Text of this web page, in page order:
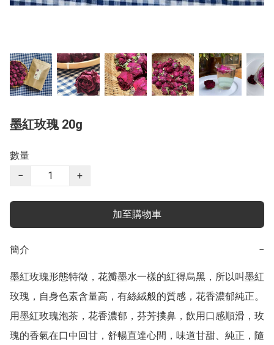
墨紅玫瑰 20g
數量
−
+
加至購物車
簡介 −
墨紅玫瑰形態特徵，花瓣墨水一樣的紅得烏黑，所以叫墨紅
玫瑰，自身色素含量高，有絲絨般的質感，花香濃郁純正。
用墨紅玫瑰泡茶，花香濃郁，芬芳撲鼻，飲用口感順滑，玫
瑰的香氣在口中回甘，舒暢直達心間，味道甘甜、純正，隨